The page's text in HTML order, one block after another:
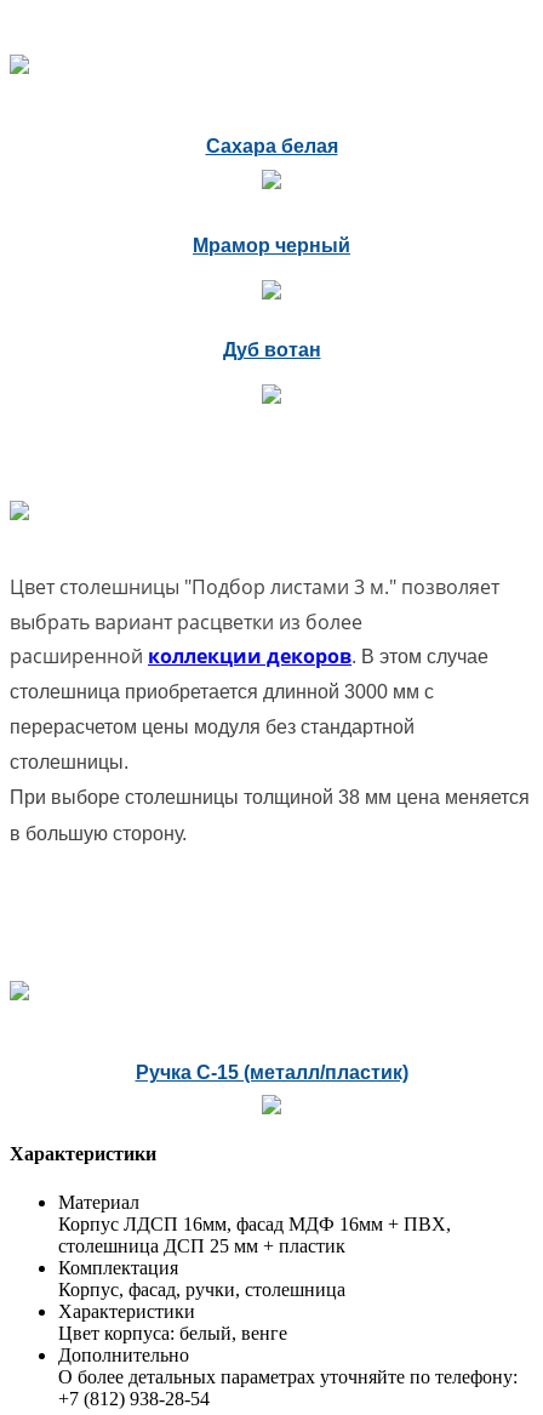
Сахара белая
Мрамор черный
Дуб вотан
Цвет столешницы "Подбор листами 3 м." позволяет
выбрать вариант расцветки из более
расширенной коллекции декоров. В этом случае
столешница приобретается длинной 3000 мм с
перерасчетом цены модуля без стандартной
столешницы.
При выборе столешницы толщиной 38 мм цена меняется
в большую сторону.
Ручка С-15 (металл/пластик)
Характеристики
Материал
Корпус ЛДСП 16мм, фасад МДФ 16мм + ПВХ,
столешница ДСП 25 мм + пластик
Комплектация
Корпус, фасад, ручки, столешница
Характеристики
Цвет корпуса: белый, венге
Дополнительно
О более детальных параметрах уточняйте по телефону:
+7 (812) 938-28-54